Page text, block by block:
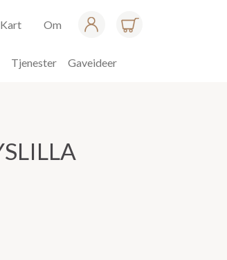
Kart Om
Tjenester Gaveideer